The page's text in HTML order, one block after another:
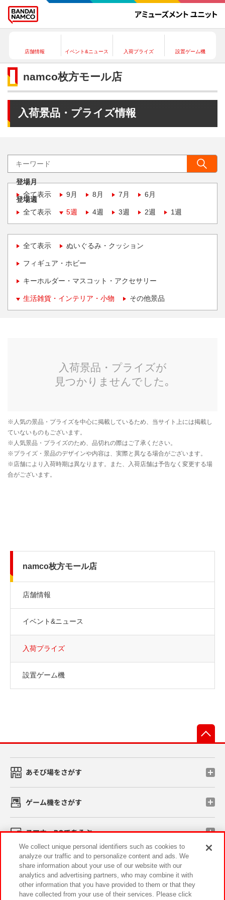
店舗情報 イベント&ニュース 入荷プライズ 設置ゲーム機
namco枚方モール店
入荷景品・プライズ情報
登場月
全て表示
9月 8月 7月 6月
登場週
全て表示
5週 4週 3週 2週 1週
全て表示 ぬいぐるみ・クッション
フィギュア・ホビー
キーホルダー・マスコット・アクセサリー
生活雑貨・インテリア・小物 その他景品
namco枚方モール店
店舗情報
イベント&ニュース
入荷プライズ
設置ゲーム機
あそび場をさがす
ゲーム機をさがす
スマホ・PCであそぶ
イベント・キャンペーン
We collect unique personal identifiers such as cookies to
analyze our traffic and to personalize content and ads. We
share information about your use of our website with our
analytics and advertising partners, who may combine it with
other information that you have provided to them or that they
have collected from your use of their services. Please click